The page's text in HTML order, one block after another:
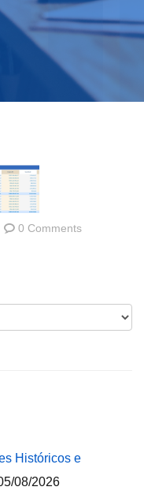
0 Comments
Históricos e
08/2026